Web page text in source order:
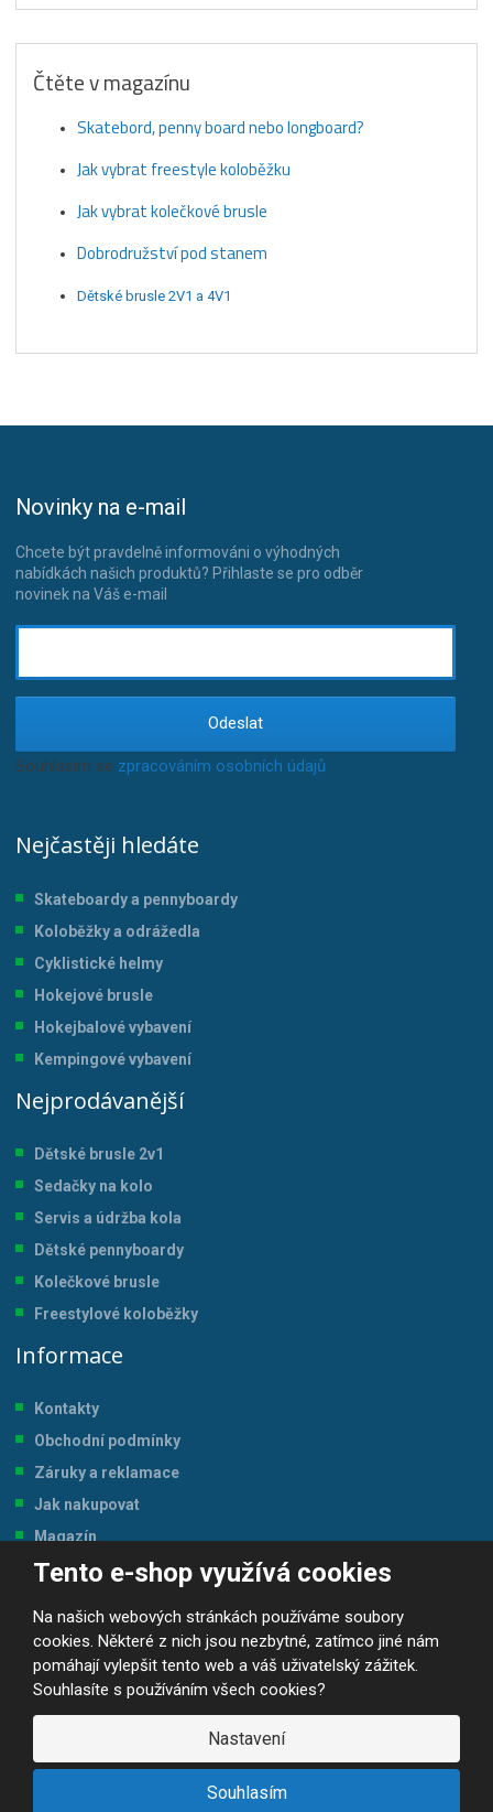
Tento e-shop využívá cookies
Na našich webových stránkách používáme soubory
cookies. Některé z nich jsou nezbytné, zatímco jiné nám
pomáhají vylepšit tento web a váš uživatelský zážitek.
Souhlasíte s používáním všech cookies?
Nastavení
Souhlasím
Čtěte v magazínu
Skatebord, penny board nebo longboard?
Jak vybrat freestyle koloběžku
Jak vybrat kolečkové brusle
Dobrodružství pod stanem
Dětské brusle 2V1 a 4V1
Novinky na e-mail
Chcete být pravdelně informováni o výhodných
nabídkách našich produktů? Přihlaste se pro odběr
novinek na Váš e-mail
Odeslat
Souhlasím se zpracováním osobních údajů.
Nejčastěji hledáte
Skateboardy a pennyboardy
Koloběžky a odrážedla
Cyklistické helmy
Hokejové brusle
Hokejbalové vybavení
Kempingové vybavení
Nejprodávanější
Dětské brusle 2v1
Sedačky na kolo
Servis a údržba kola
Dětské pennyboardy
Kolečkové brusle
Freestylové koloběžky
Informace
Kontakty
Obchodní podmínky
Záruky a reklamace
Jak nakupovat
Magazín
Tabulka velikostí
© 2026, JP-SPORT.CZ SPORTOVNÍ POTŘEBY
Prohlášení o přístupnosti |Mapa stránek ||GDPR
VYROBILA
R